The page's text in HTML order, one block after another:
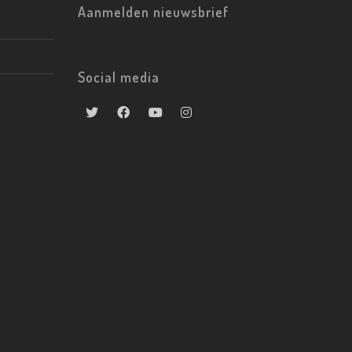
Aanmelden nieuwsbrief
Social media